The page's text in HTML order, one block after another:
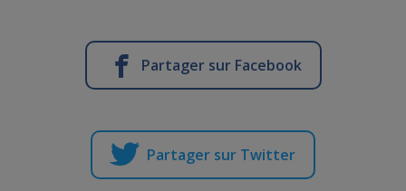
Partager sur Facebook
Partager sur Twitter